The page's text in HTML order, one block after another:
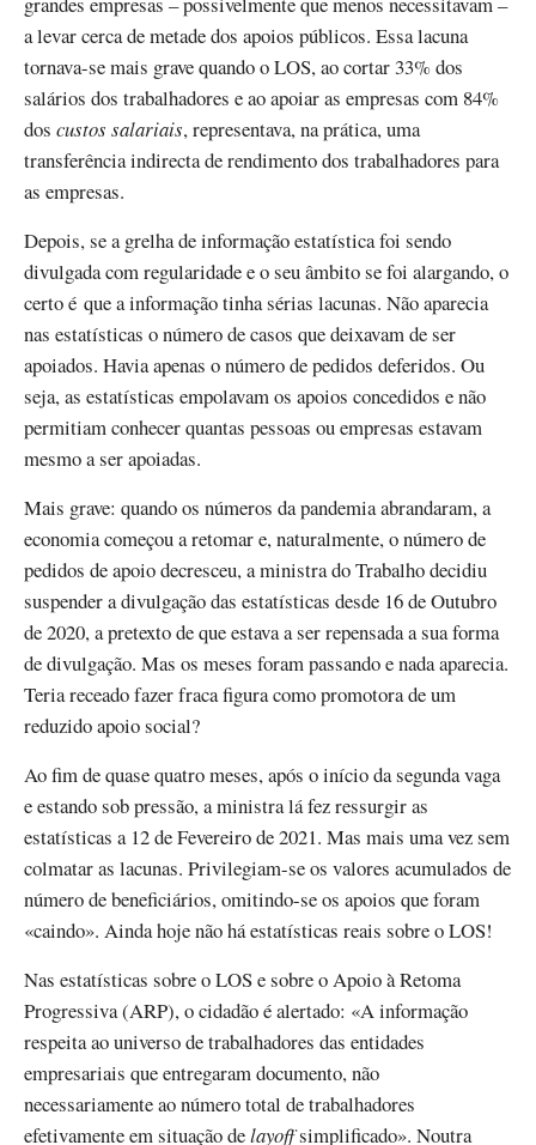
a levar cerca de metade dos apoios públicos. Essa lacuna
tornava-se mais grave quando o LOS, ao cortar 33% dos
salários dos trabalhadores e ao apoiar as empresas com 84%
dos custos salariais, representava, na prática, uma
transferência indirecta de rendimento dos trabalhadores para
as empresas.
Depois, se a grelha de informação estatística foi sendo
divulgada com regularidade e o seu âmbito se foi alargando, o
certo é que a informação tinha sérias lacunas. Não aparecia
nas estatísticas o número de casos que deixavam de ser
apoiados. Havia apenas o número de pedidos deferidos. Ou
seja, as estatísticas empolavam os apoios concedidos e não
permitiam conhecer quantas pessoas ou empresas estavam
mesmo a ser apoiadas.
Mais grave: quando os números da pandemia abrandaram, a
economia começou a retomar e, naturalmente, o número de
pedidos de apoio decresceu, a ministra do Trabalho decidiu
suspender a divulgação das estatísticas desde 16 de Outubro
de 2020, a pretexto de que estava a ser repensada a sua forma
de divulgação. Mas os meses foram passando e nada aparecia.
Teria receado fazer fraca figura como promotora de um
reduzido apoio social?
Ao fim de quase quatro meses, após o início da segunda vaga
e estando sob pressão, a ministra lá fez ressurgir as
estatísticas a 12 de Fevereiro de 2021. Mas mais uma vez sem
colmatar as lacunas. Privilegiam-se os valores acumulados de
número de beneficiários, omitindo-se os apoios que foram
«caindo». Ainda hoje não há estatísticas reais sobre o LOS!
Nas estatísticas sobre o LOS e sobre o Apoio à Retoma
Progressiva (ARP), o cidadão é alertado: «A informação
respeita ao universo de trabalhadores das entidades
empresariais que entregaram documento, não
necessariamente ao número total de trabalhadores
efetivamente em situação delayoffsimplificado». Noutra